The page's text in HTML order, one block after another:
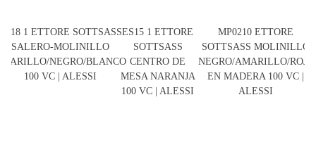
1 ETTORE SOTTSASS
SALERO-MOLINILLO
NEGRO/BLANCO
100 VC | ALESSI
ES15 1 ETTORE
SOTTSASS
CENTRO DE
MESA NARANJA
100 VC | ALESSI
MP0210 ETTORE
SOTTSASS MOLINILLO
NEGRO/AMARILLO/ROJO
EN MADERA 100 VC |
ALESSI